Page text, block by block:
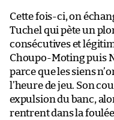
Cette fois-ci, on
Tuchel qui pète un
consécutives et
Choupo-Moting puis
parce que les siens
l’heure de jeu. Son
expulsion du banc,
rentrent dans la